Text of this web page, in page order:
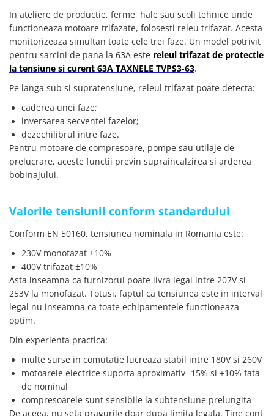
Panouri Fotovoltaice
Smart Home
Intrerupatoare Smart
Prize Inteligente
Module Smart Home
Camere Supraveghere
Iluminat
Lanterne
Lanterne de Cap
Lanterne de Mana
Proiectoare LED
Aeroterme
Auto
Roboti de Pornire Auto
Microscoape Biologice
In ateliere de productie, ferme, hale sau scoli tehnice unde
functioneaza motoare trifazate, folosesti releu trifazat. Acesta
monitorizeaza simultan toate cele trei faze. Un model potrivit
pentru sarcini de pana la 63A este releul trifazat de protectie
la tensiune si curent 63A TAXNELE TVPS3-63.
Pe langa sub si supratensiune, releul trifazat poate detecta:
caderea unei faze;
inversarea secventei fazelor;
dezechilibrul intre faze.
Pentru motoare de compresoare, pompe sau utilaje de
prelucrare, aceste functii previn supraincalzirea si arderea
bobinajului.
Valorile tensiunii conform standardului
Conform EN 50160, tensiunea nominala in Romania este:
230V monofazat ±10%
400V trifazat ±10%
Asta inseamna ca furnizorul poate livra legal intre 207V si
253V la monofazat. Totusi, faptul ca tensiunea este in interval
legal nu inseamna ca toate echipamentele functioneaza
optim.
Din experienta practica:
multe surse in comutatie lucreaza stabil intre 180V si 260V
motoarele electrice suporta aproximativ -15% si +10% fata
de nominal
compresoarele sunt sensibile la subtensiune prelungita
De aceea, nu seta pragurile doar dupa limita legala. Tine cont